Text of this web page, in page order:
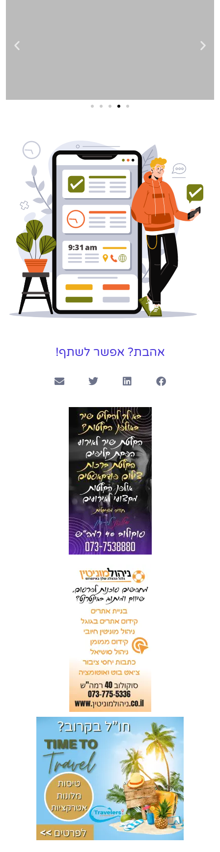
בעל/ת עסק? סוכנות ניהול מוניטין
לקידום, שיווק ופרסום באינטרנט
כאן עבורך!
לפרטים
אהבת? אפשר לשתף!